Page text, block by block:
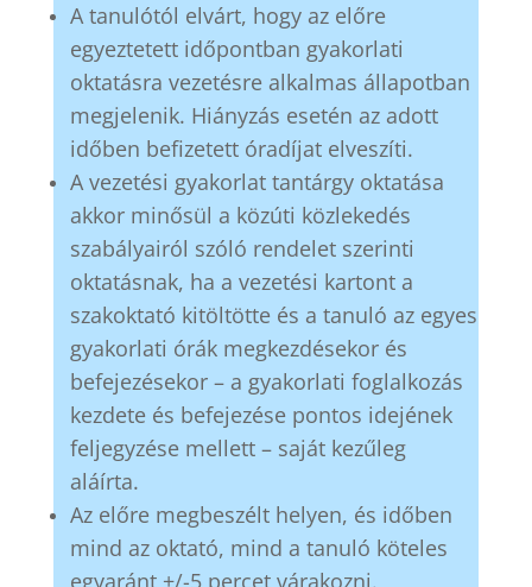
A tanulótól elvárt, hogy az előre
egyeztetett időpontban gyakorlati
oktatásra vezetésre alkalmas állapotban
megjelenik. Hiányzás esetén az adott
időben befizetett óradíjat elveszíti.
A vezetési gyakorlat tantárgy oktatása
akkor minősül a közúti közlekedés
szabályairól szóló rendelet szerinti
oktatásnak, ha a vezetési kartont a
szakoktató kitöltötte és a tanuló az egyes
gyakorlati órák megkezdésekor és
befejezésekor – a gyakorlati foglalkozás
kezdete és befejezése pontos idejének
feljegyzése mellett – saját kezűleg
aláírta.
Az előre megbeszélt helyen, és időben
mind az oktató, mind a tanuló köteles
egyaránt +/-5 percet várakozni.